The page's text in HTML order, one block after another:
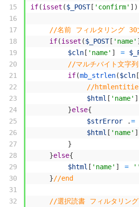
15
16
17
18
19
20
21
22
23
24
25
26
27
28
29
30
31
32
if(isset ($_POST[ 'confirm' ] )
//名前 フィルタリング 30
if(isset ($_POST[ 'name' ]
$cln [ 'name' ] =
//マルチバイト文字
if(mb_strlen($cln [
//htmlentities()
$html [ 'name' ]
}else{
$strError
.=
$html [ 'name' ]
}
}else{
$html [ 'name' ] = ''
}//end
//選択読書 フィルタリング